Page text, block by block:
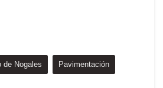
de Nogales Pavimentación